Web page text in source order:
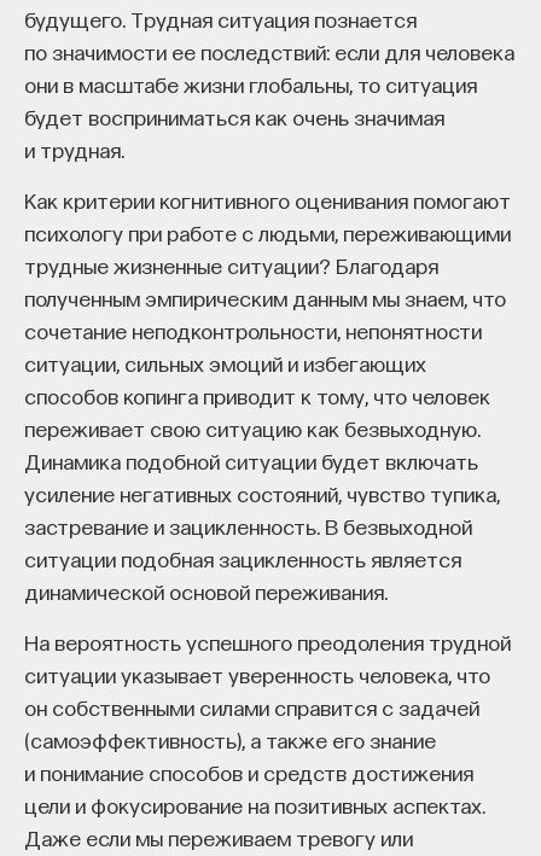
будущего. Трудная ситуация познается
по значимости ее последствий: если для человека
они в масштабе жизни глобальны, то ситуация
будет восприниматься как очень значимая
и трудная.
Как критерии когнитивного оценивания помогают
психологу при работе с людьми, переживающими
трудные жизненные ситуации? Благодаря
полученным эмпирическим данным мы знаем, что
сочетание неподконтрольности, непонятности
ситуации, сильных эмоций и избегающих
способов копинга приводит к тому, что человек
переживает свою ситуацию как безвыходную.
Динамика подобной ситуации будет включать
усиление негативных состояний, чувство тупика,
застревание и зацикленность. В безвыходной
ситуации подобная зацикленность является
динамической основой переживания.
На вероятность успешного преодоления трудной
ситуации указывает уверенность человека, что
он собственными силами справится с задачей
(самоэффективность), а также его знание
и понимание способов и средств достижения
цели и фокусирование на позитивных аспектах.
Даже если мы переживаем тревогу или
Внеси свой вклад в дело